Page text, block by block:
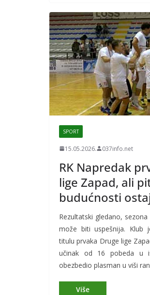
SPORT
15.05.2026. 037info.net
RK Napredak
lige Zapad, ali
budućnosti
Rezultatski gledano, sezona
može biti uspešnija. Klub
titulu prvaka Druge lige
učinak od 16 pobeda u
obezbedio plasman u viši